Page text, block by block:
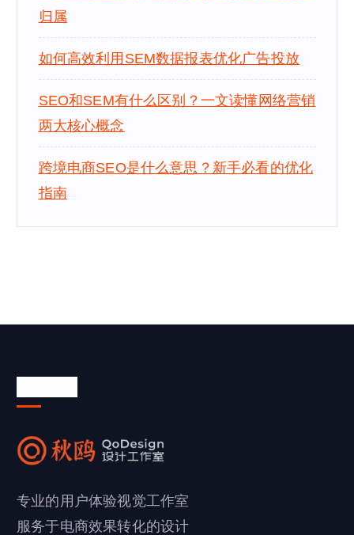
归属
如何高效利用SEM数据报表优化广告投放
SEO和SEM有什么区别？一文读懂网络营销
两大核心概念
跨境电商SEO是什么意思？新手必看的优化
指南
专业的用户体验视觉工作室
服务于电商效果转化的设计